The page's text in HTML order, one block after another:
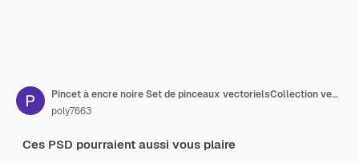
Pincet à encre noire Set de pinceaux vectorielsCollection vectorielle de conception de traits de pinceau à encre noir
poly7663
Ces PSD pourraient aussi vous plaire